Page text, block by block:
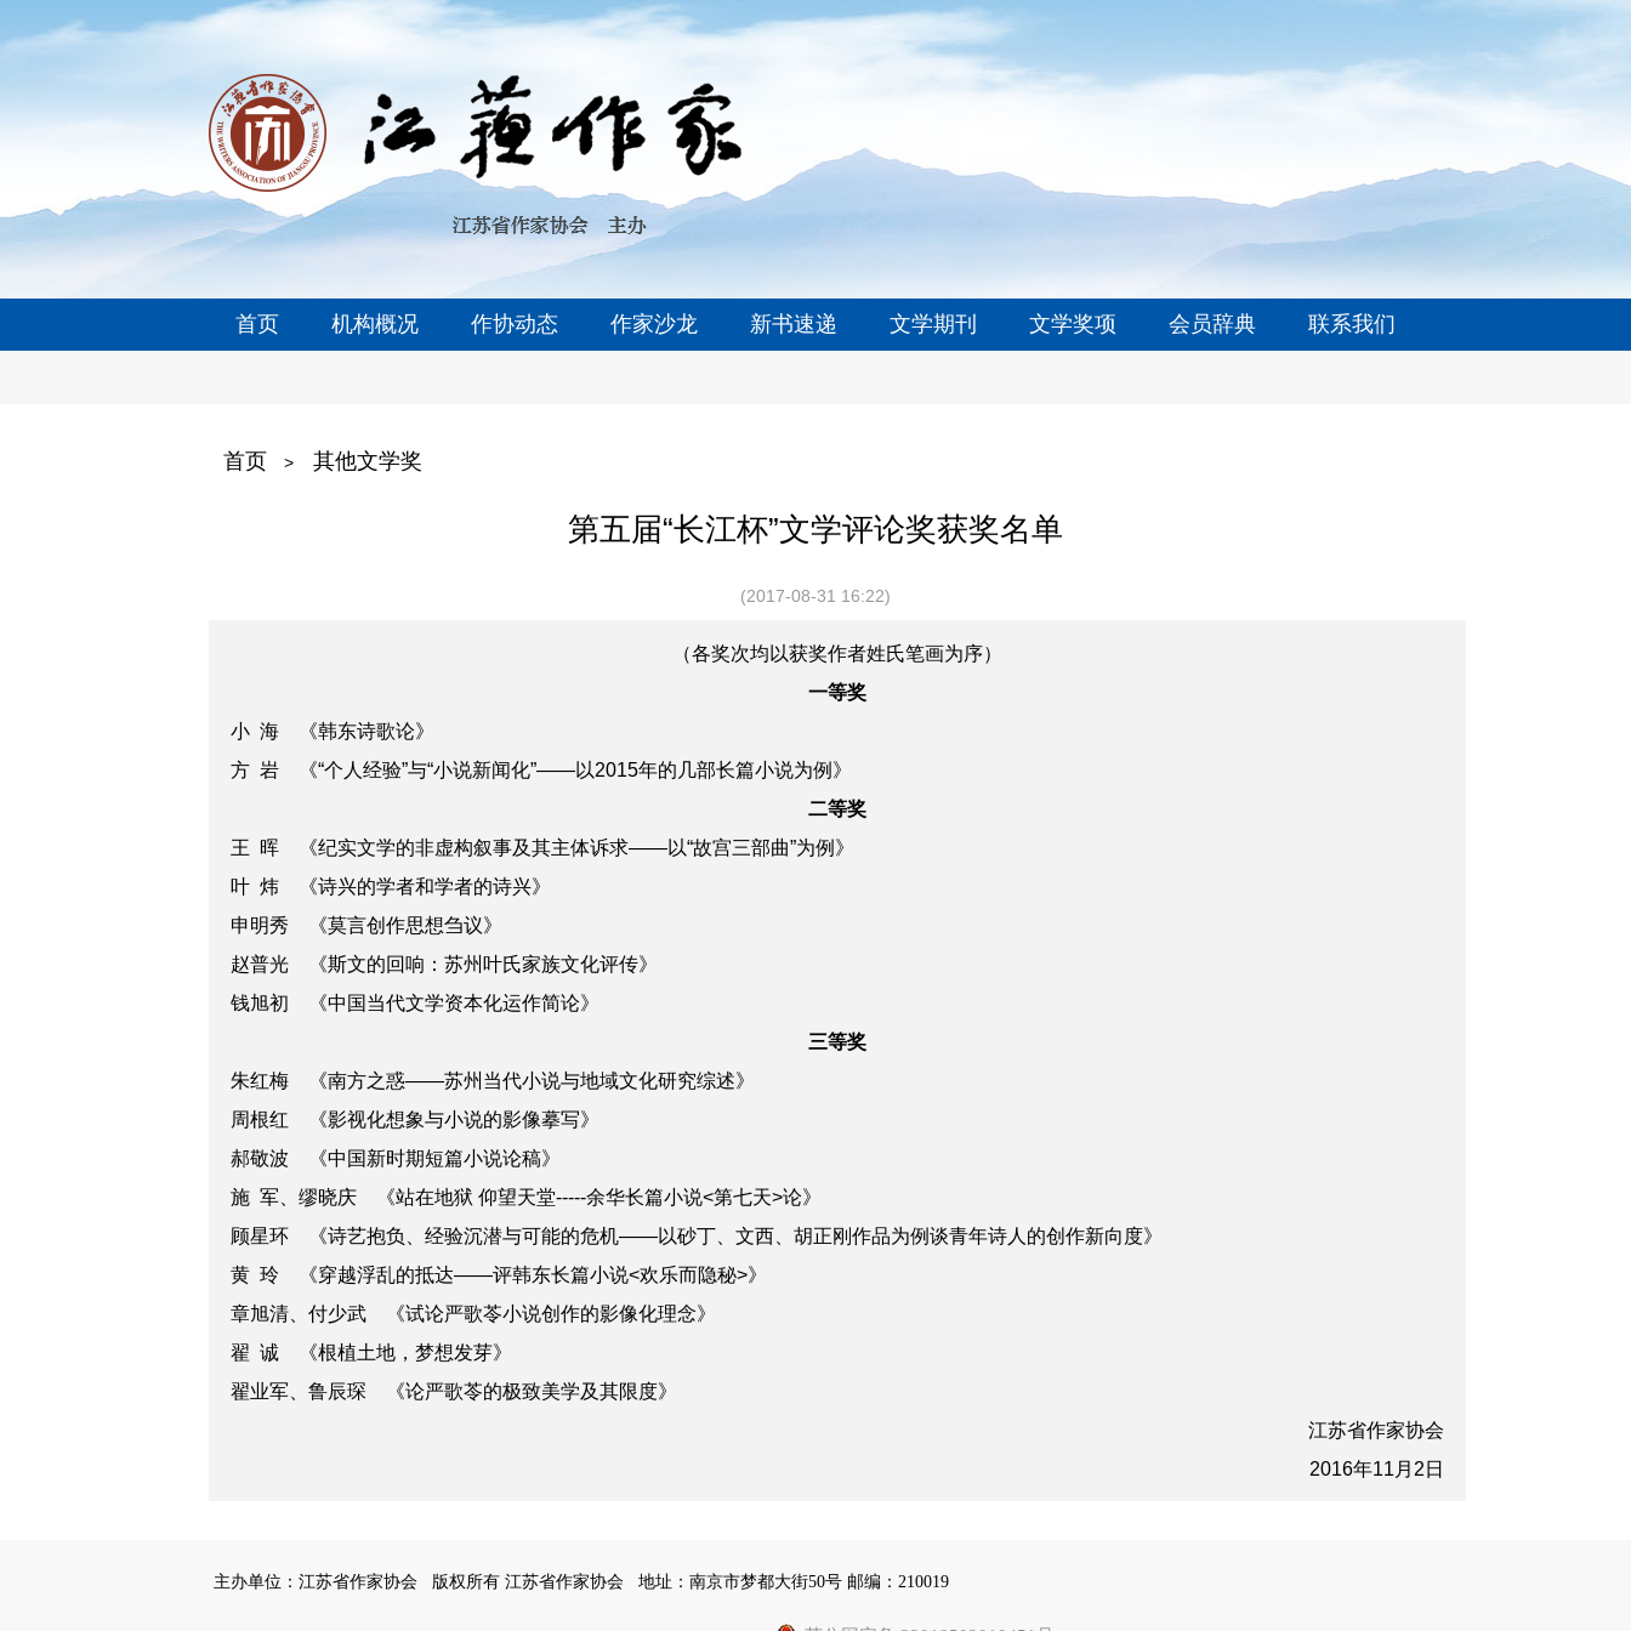
首页 机构概况 作协动态 作家沙龙 新书速递 文学期刊 文学奖项 会员辞典 联系我们
首页 > 其他文学奖
第五届“长江杯”文学评论奖获奖名单
(2017-08-31 16:22)
（各奖次均以获奖作者姓氏笔画为序）
一等奖
小 海 《韩东诗歌论》
方 岩 《“个人经验”与“小说新闻化”——以2015年的几部长篇小说为例》
二等奖
王 晖 《纪实文学的非虚构叙事及其主体诉求——以“故宫三部曲”为例》
叶 炜 《诗兴的学者和学者的诗兴》
申明秀 《莫言创作思想刍议》
赵普光 《斯文的回响：苏州叶氏家族文化评传》
钱旭初 《中国当代文学资本化运作简论》
三等奖
朱红梅 《南方之惑——苏州当代小说与地域文化研究综述》
周根红 《影视化想象与小说的影像摹写》
郝敬波 《中国新时期短篇小说论稿》
施 军、缪晓庆 《站在地狱 仰望天堂-----余华长篇小说<第七天>论》
顾星环 《诗艺抱负、经验沉潜与可能的危机——以砂丁、文西、胡正刚作品为例谈青年诗人的创作新向度》
黄 玲 《穿越浮乱的抵达——评韩东长篇小说<欢乐而隐秘>》
章旭清、付少武 《试论严歌苓小说创作的影像化理念》
翟 诚 《根植土地，梦想发芽》
翟业军、鲁辰琛 《论严歌苓的极致美学及其限度》
江苏省作家协会
2016年11月2日
主办单位：江苏省作家协会 版权所有 江苏省作家协会 地址：南京市梦都大街50号 邮编：210019